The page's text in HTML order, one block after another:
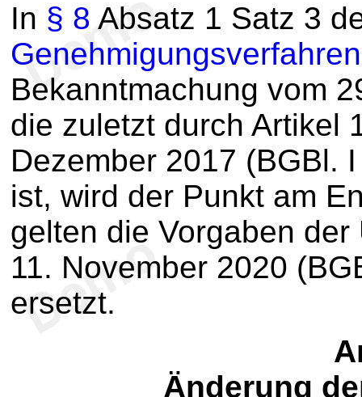
In § 8 Absatz 1 Satz 3
Genehmigungsverfahren
Bekanntmachung vom
die zuletzt durch Artikel
Dezember 2017 (BGBl.
ist, wird der Punkt am
gelten die Vorgaben
11. November 2020
ersetzt.
Änderung